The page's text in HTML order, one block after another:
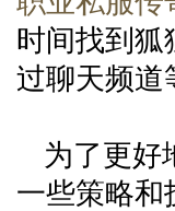
时间找到狐
过聊天频道
为了更好
一些策略和